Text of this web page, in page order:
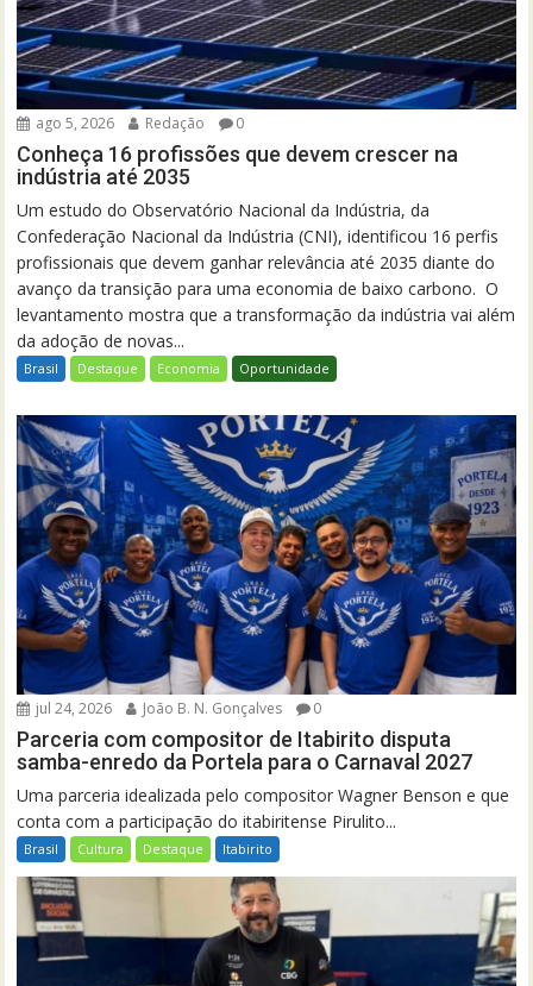
ago 5, 2026 Redação 0
Conheça 16 profissões que devem crescer na
indústria até 2035
Um estudo do Observatório Nacional da Indústria, da
Confederação Nacional da Indústria (CNI), identificou 16 perfis
profissionais que devem ganhar relevância até 2035 diante do
avanço da transição para uma economia de baixo carbono. O
levantamento mostra que a transformação da indústria vai além
da adoção de novas...
Brasil Destaque Economia Oportunidade
jul 24, 2026 João B. N. Gonçalves 0
Parceria com compositor de Itabirito disputa
samba-enredo da Portela para o Carnaval 2027
Uma parceria idealizada pelo compositor Wagner Benson e que
conta com a participação do itabiritense Pirulito...
Brasil Cultura Destaque Itabirito